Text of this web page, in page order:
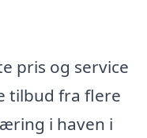
pris og service
tilbud fra flere
i haven i